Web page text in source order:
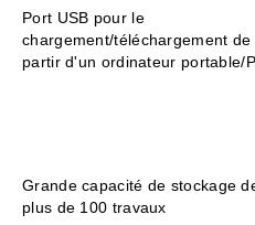
Port USB pour le
chargement/téléchargement de
partir d'un ordinateur portable/
Grande capacité de stockage
plus de 100 travaux